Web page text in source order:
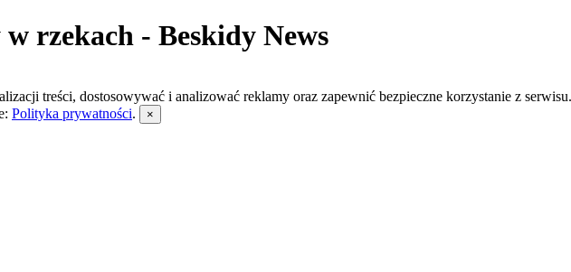
rzekach - Beskidy News
treści, dostosowywać i analizować reklamy oraz zapewnić bezpieczne korzystanie z
Polityka prywatności.
×